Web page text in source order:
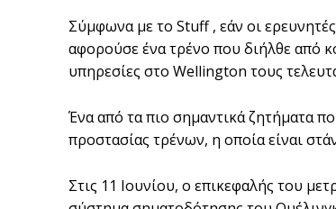
Σύμφωνα με το Stuff , εάν οι
αφορούσε ένα τρένο που διήλθε από
υπηρεσίες στο Wellington τους
Ένα από τα πιο σημαντικά ζητήματα
προστασίας τρένων, η οποία είναι
Στις 11 Ιουνίου, ο επικεφαλής του